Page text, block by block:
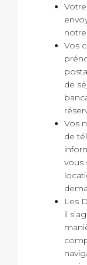
Vos
de
Vos
de
vous
Les
il